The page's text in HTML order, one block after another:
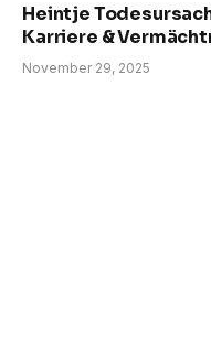
Heintje
Karriere &
November 29, 2025